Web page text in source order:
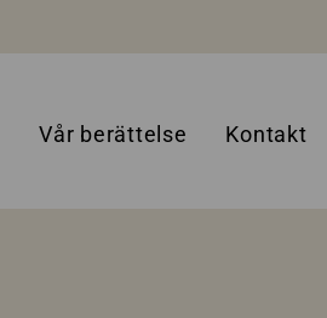
Vår berättelse Kontakt